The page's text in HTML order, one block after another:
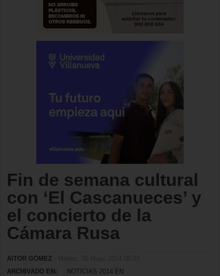
Fin de semana cultural
con ‘El Cascanueces’ y
el concierto de la
Cámara Rusa
AITOR GÓMEZ
ARCHIVADO EN:
NOTICIAS 2014 EN